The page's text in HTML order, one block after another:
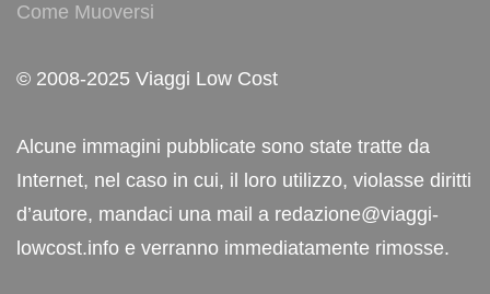
Come Muoversi
© 2008-2025 Viaggi Low Cost
Alcune immagini pubblicate sono state tratte da
Internet, nel caso in cui, il loro utilizzo, violasse diritti
d’autore, mandaci una mail a redazione@viaggi-
lowcost.info e verranno immediatamente rimosse.